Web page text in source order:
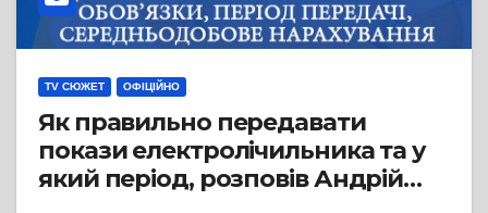
TV СЮЖЕТ ОФІЦІЙНО
Як правильно передавати
покази електролічильника та у
який період, розповів Андрій
Чернай